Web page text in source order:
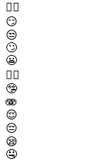
😶‍🌫️
😏
😒
🙄
😬
😮‍💨
🤥
🫨
😌
😔
😪
🤤